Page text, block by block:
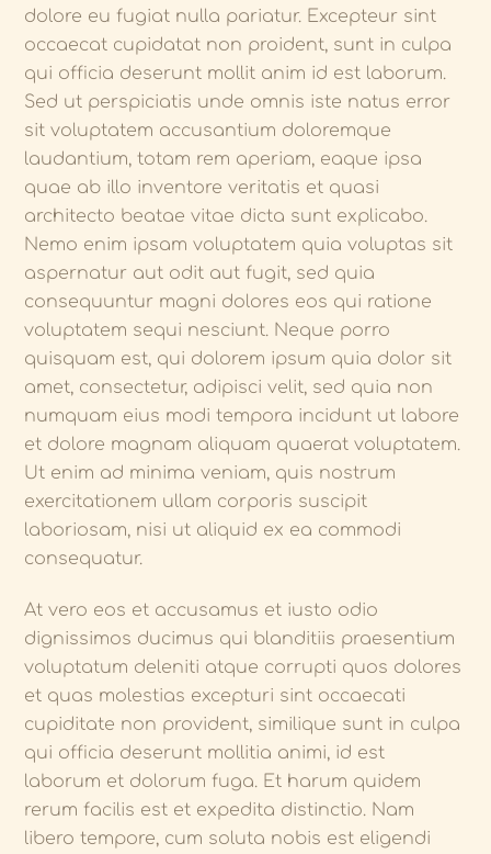
dolore eu fugiat nulla pariatur. Excepteur sint
occaecat cupidatat non proident, sunt in culpa
qui officia deserunt mollit anim id est laborum.
Sed ut perspiciatis unde omnis iste natus error
sit voluptatem accusantium doloremque
laudantium, totam rem aperiam, eaque ipsa
quae ab illo inventore veritatis et quasi
architecto beatae vitae dicta sunt explicabo.
Nemo enim ipsam voluptatem quia voluptas sit
aspernatur aut odit aut fugit, sed quia
consequuntur magni dolores eos qui ratione
voluptatem sequi nesciunt. Neque porro
quisquam est, qui dolorem ipsum quia dolor sit
amet, consectetur, adipisci velit, sed quia non
numquam eius modi tempora incidunt ut labore
et dolore magnam aliquam quaerat voluptatem.
Ut enim ad minima veniam, quis nostrum
exercitationem ullam corporis suscipit
laboriosam, nisi ut aliquid ex ea commodi
consequatur.
At vero eos et accusamus et iusto odio
dignissimos ducimus qui blanditiis praesentium
voluptatum deleniti atque corrupti quos dolores
et quas molestias excepturi sint occaecati
cupiditate non provident, similique sunt in culpa
qui officia deserunt mollitia animi, id est
laborum et dolorum fuga. Et harum quidem
rerum facilis est et expedita distinctio. Nam
libero tempore, cum soluta nobis est eligendi